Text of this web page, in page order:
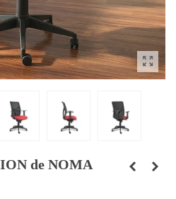
de NOMA